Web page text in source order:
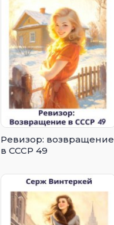
Ревизор: возвращение
в СССР 49